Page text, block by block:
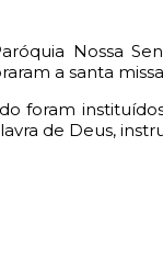
Nossa
a santa
foram
de Deus,